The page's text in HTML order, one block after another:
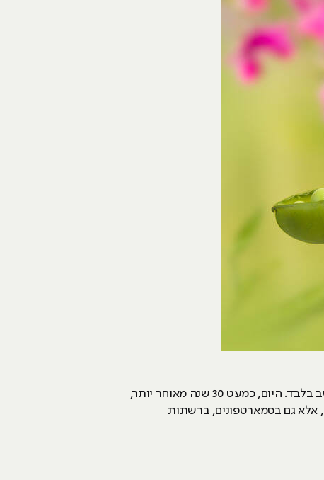
התוכנה התחילה בתור תוכנה פשוטה, שהצליחה להפוך תמונה צבעונית לתמונה בשחור ולבן על גבי המחשב בלבד. היום, כמעט 30 שנה מאוחר יותר,
אלא גם בסמארטפונים, ברשתות